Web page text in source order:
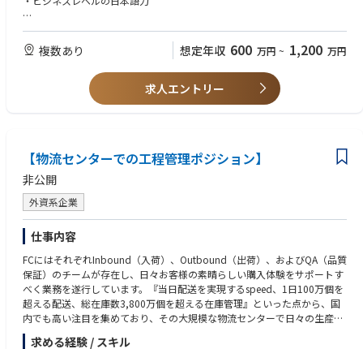
具体的には、週単位で必要となる人員数を算出などです（人員不足の際は
また社内システムを用いて各種計画の進捗・実績管理などを実施。
現場と連携し、生産性向上を実現いただきます。
■各種プロジェクト・改善活動の取りまとめ、人員育成・チームビルディ
ーの導入や工程の見直しなどを検討します。
定期的なミーティングを実施し、技術や機器などを新規導入する際は教育
プランの策定も行います。
■業務上で発生したトラブルや問題の解決
例えば、コンベアが停止した際のリカバリープランの立案・実施など。
商品がデリバリーステーション内で滞留しないよう、トラブルに合わせて
人員配置や対応方法などを検討します。
■上記以外のミーティングの司会進行、オペレーションマネージャーへの
実績報告など日々実施される各種指標に対するミーティングのファシリテ
ーション、議論の取りまとめなどを担当します。
【尚可条件】
・業界を問わず、スタッフの指導やチームリーダの経験3年以上
・5名以上のマネジメント経験
・配送管理システムなどの業務管理ツールを使用して業務を遂行し、課題
があった場合にシステムから抽出したデータを用いて業務改善をした経験
・問題解決能力（課題発見時にあらゆる側面から要因を抽出・分析して問
題解決することができる。）
・基本PCスキル（ Outlook, Word, Excel (関数、グラフ), Power Pointを
業務上で有効に使用し、必要な分析・報告ができる。）
複数あり 想定年収 600 万円 ~ 1,200 万円
求人エントリー
【物流センターでの工程管理ポジション】
非公開
外資系企業
仕事内容
FCにはそれぞれInbound（入荷）、Outbound（出荷）、およびQA（品質
保証）のチームが存在し、日々お客様の素晴らしい購入体験をサポートす
べく業務を遂行しています。『当日配送を実現するspeed、1日100万個を
超える配送、総在庫数3,800万個を超える在庫管理』といった点から、国
内でも高い注目を集めており、その大規模な物流センターで日々の生産性
向上や品質向上の一端を担っていただきます。今後ますます拡大・発展し
求める経験 / スキル